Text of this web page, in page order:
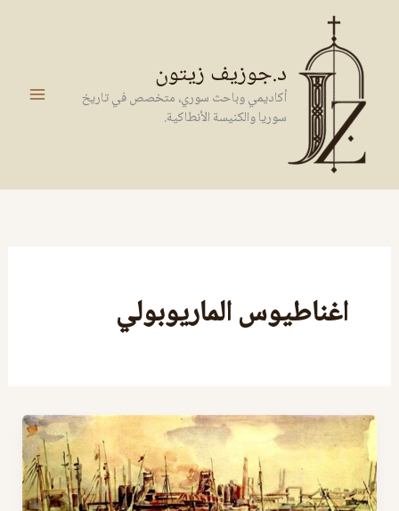
المحتوى
د.جوزيف زيتون
أكاديمي وباحث سوري، متخصص في تاريخ
سوريا والكنيسة الأنطاكية.
اغناطيوس الماريوبولي